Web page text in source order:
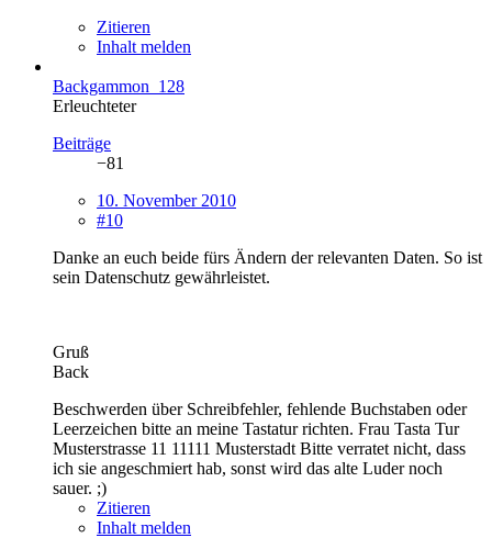
Zitieren
Inhalt melden
Backgammon_128
Erleuchteter
Beiträge
−81
10. November 2010
#10
Danke an euch beide fürs Ändern der relevanten Daten. So ist
sein Datenschutz gewährleistet.
Gruß
Back
Beschwerden über Schreibfehler, fehlende Buchstaben oder
Leerzeichen bitte an meine Tastatur richten. Frau Tasta Tur
Musterstrasse 11 11111 Musterstadt Bitte verratet nicht, dass
ich sie angeschmiert hab, sonst wird das alte Luder noch
sauer. ;)
Zitieren
Inhalt melden